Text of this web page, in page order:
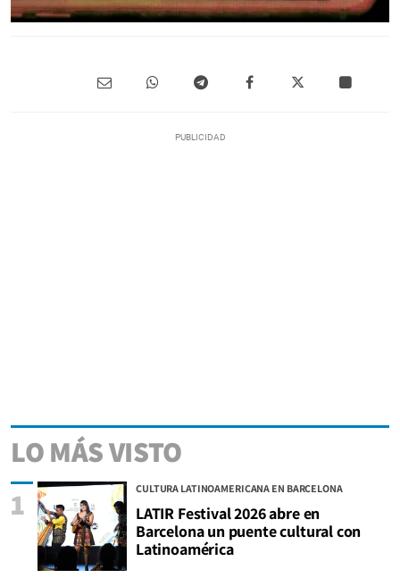
LO MÁS VISTO
CULTURA LATINOAMERICANA EN BARCELONA
LATIR Festival 2026 abre en
Barcelona un puente cultural con
Latinoamérica
1